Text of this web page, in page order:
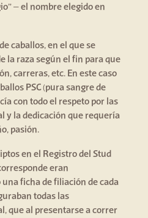
– el nombre elegido en
caballos, en el que se
la raza según el fin para que
carreras, etc. En este caso
PSC (pura sangre de
con todo el respeto por las
y la dedicación que requería
pasión.
en el Registro del Stud
eran
ficha de filiación de cada
todas las
que al presentarse a correr